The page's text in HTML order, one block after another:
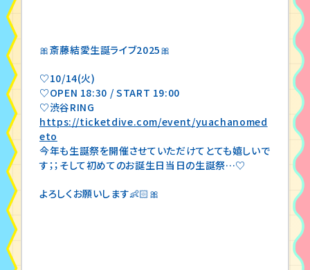
🎀斎藤結愛生誕ライブ2025🎀
♡10/14(火)
♡OPEN 18:30 / START 19:00
♡渋谷RING
https://ticketdive.com/event/yuachanomed
eto
今年も生誕祭を開催させていただけてとても嬉しいで
す；；そして初めてのお誕生日当日の生誕祭…♡
よろしくお願いします👶🏻🎀